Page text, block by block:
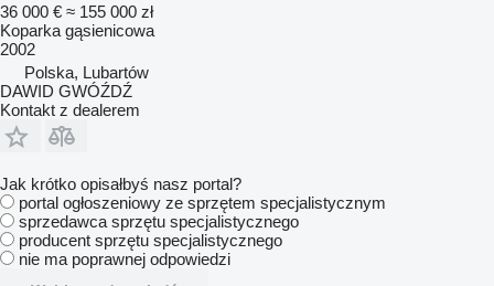
36 000 € ≈ 155 000 zł
Koparka gąsienicowa
2002
Polska, Lubartów
DAWID GWÓŹDŹ
Kontakt z dealerem
Jak krótko opisałbyś nasz portal?
portal ogłoszeniowy ze sprzętem specjalistycznym
sprzedawca sprzętu specjalistycznego
producent sprzętu specjalistycznego
nie ma poprawnej odpowiedzi